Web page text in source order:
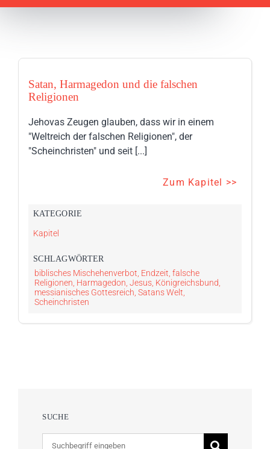
Satan, Harmagedon und die falschen
Religionen
Jehovas Zeugen glauben, dass wir in einem
"Weltreich der falschen Religionen", der
"Scheinchristen" und seit [...]
Zum Kapitel >>
KATEGORIE
Kapitel
SCHLAG­WÖRTER
biblisches Mischehenverbot Endzeit falsche
Religionen Harmagedon Jesus, Königreichsbund
messianisches Gottesreich Satans Welt
Scheinchristen
SUCHE
Suche